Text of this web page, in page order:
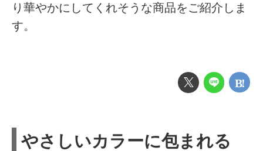
り華やかにしてくれそうな商品をご紹介しま
す。
やさしいカラーに包まれる